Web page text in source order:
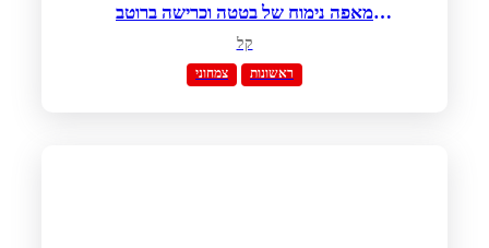
מאפה נימוח של בטטה וכרישה ברוטב
שמנת חמוצה ועירית
קל
צמחוני ראשונות